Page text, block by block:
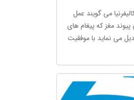
می گویند عمل
مغز که پیغام های
می نماید با موفقیت